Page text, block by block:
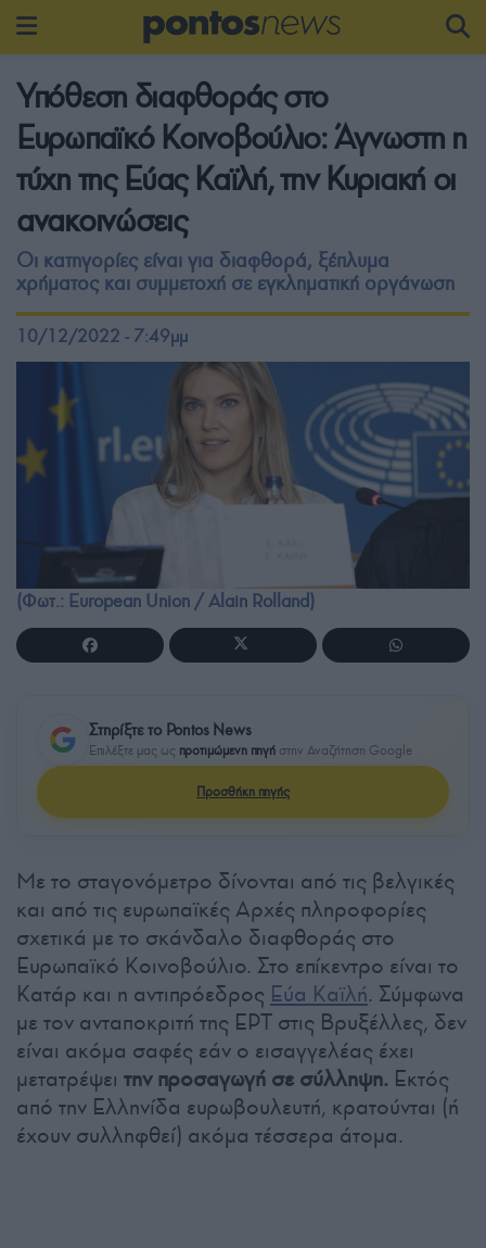
Υπόθεση διαφθοράς στο
Ευρωπαϊκό Κοινοβούλιο: Άγνωστη η
τύχη της Εύας Καϊλή, την Κυριακή οι
ανακοινώσεις
Οι κατηγορίες είναι για διαφθορά, ξέπλυμα
χρήματος και συμμετοχή σε εγκληματική οργάνωση
10/12/2022 - 7:49μμ
(Φωτ.: European Union / Alain Rolland)
Στηρίξτε το Pontos News
Επιλέξτε μας ως προτιμώμενη πηγή στην Αναζήτηση Google
Προσθήκη πηγής
Με το σταγονόμετρο δίνονται από τις βελγικές
και από τις ευρωπαϊκές Αρχές πληροφορίες
σχετικά με το σκάνδαλο διαφθοράς στο
Ευρωπαϊκό Κοινοβούλιο. Στο επίκεντρο είναι το
Κατάρ και η αντιπρόεδρος Εύα Καϊλή. Σύμφωνα
με τον ανταποκριτή της ΕΡΤ στις Βρυξέλλες, δεν
είναι ακόμα σαφές εάν ο εισαγγελέας έχει
μετατρέψει την προσαγωγή σε σύλληψη. Εκτός
από την Ελληνίδα ευρωβουλευτή, κρατούνται (ή
έχουν συλληφθεί) ακόμα τέσσερα άτομα.